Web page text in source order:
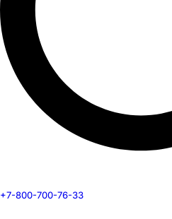
+7-800-700-76-33